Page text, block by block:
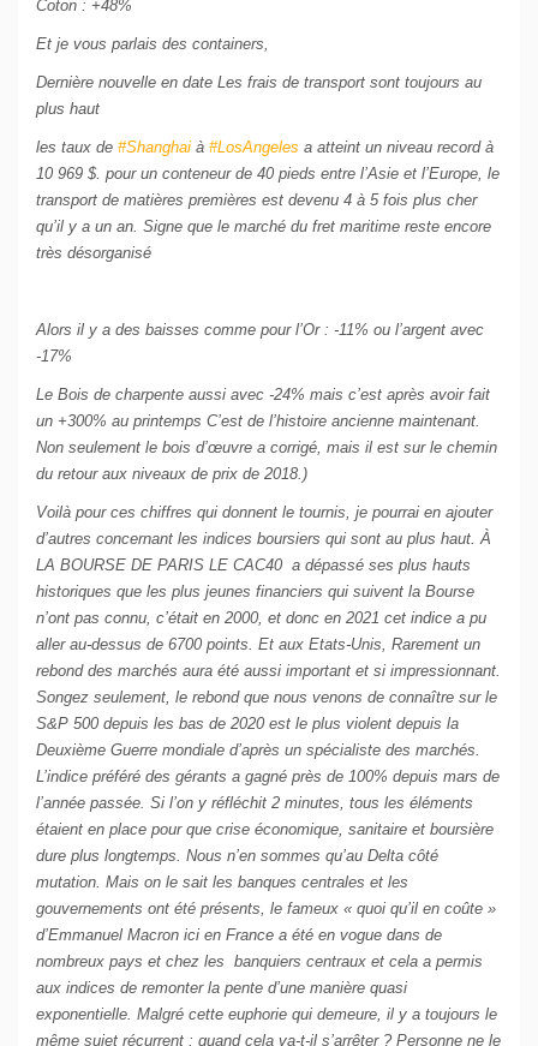
Coton : +48%
Et je vous parlais des containers,
Dernière nouvelle en date Les frais de transport sont toujours au
plus haut
les taux de #Shanghai à #LosAngeles a atteint un niveau record à
10 969 $. pour un conteneur de 40 pieds entre l’Asie et l’Europe, le
transport de matières premières est devenu 4 à 5 fois plus cher
qu’il y a un an. Signe que le marché du fret maritime reste encore
très désorganisé
Alors il y a des baisses comme pour l’Or : -11% ou l’argent avec
-17%
Le Bois de charpente aussi avec -24% mais c’est après avoir fait
un +300% au printemps C’est de l’histoire ancienne maintenant.
Non seulement le bois d’œuvre a corrigé, mais il est sur le chemin
du retour aux niveaux de prix de 2018.)
Voilà pour ces chiffres qui donnent le tournis, je pourrai en ajouter
d’autres concernant les indices boursiers qui sont au plus haut. À
LA BOURSE DE PARIS LE CAC40 a dépassé ses plus hauts
historiques que les plus jeunes financiers qui suivent la Bourse
n’ont pas connu, c’était en 2000, et donc en 2021 cet indice a pu
aller au-dessus de 6700 points. Et aux Etats-Unis, Rarement un
rebond des marchés aura été aussi important et si impressionnant.
Songez seulement, le rebond que nous venons de connaître sur le
S&P 500 depuis les bas de 2020 est le plus violent depuis la
Deuxième Guerre mondiale d’après un spécialiste des marchés.
L’indice préféré des gérants a gagné près de 100% depuis mars de
l’année passée. Si l’on y réfléchit 2 minutes, tous les éléments
étaient en place pour que crise économique, sanitaire et boursière
dure plus longtemps. Nous n’en sommes qu’au Delta côté
mutation. Mais on le sait les banques centrales et les
gouvernements ont été présents, le fameux « quoi qu’il en coûte »
d’Emmanuel Macron ici en France a été en vogue dans de
nombreux pays et chez les banquiers centraux et cela a permis
aux indices de remonter la pente d’une manière quasi
exponentielle. Malgré cette euphorie qui demeure, il y a toujours le
même sujet récurrent : quand cela va-t-il s’arrêter ? Personne ne le